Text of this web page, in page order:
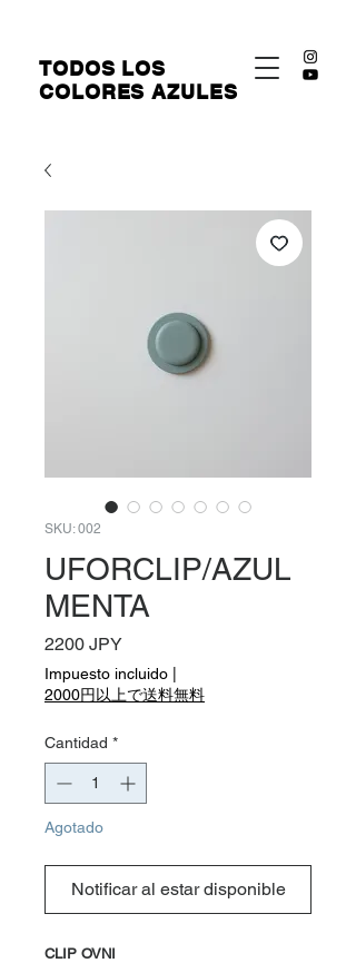
​TODOS LOS
COLORES AZULES
SKU: 002
UFORCLIP/AZUL
MENTA
2200 JPYPrecio
Impuesto incluido
2000円以上で送料無料
Cantidad *
Agotado
Notificar al estar disponible
CLIP OVNI